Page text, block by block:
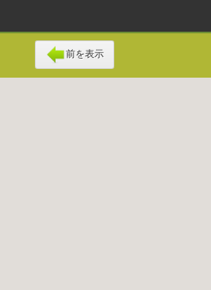
前を表示